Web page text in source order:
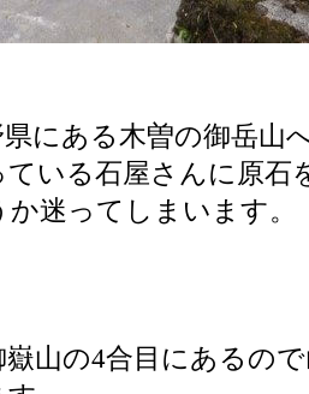
にある木曽の御岳山
いる石屋さんに原石
迷ってしまいます。
山の4合目にあるの